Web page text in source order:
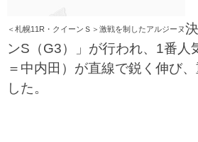
＜札幌11R・クイーンＳ＞激戦を制したアルジーヌ
ンS（G3）」が行われ、1番人
＝中内田）が直線で鋭く伸び
した。